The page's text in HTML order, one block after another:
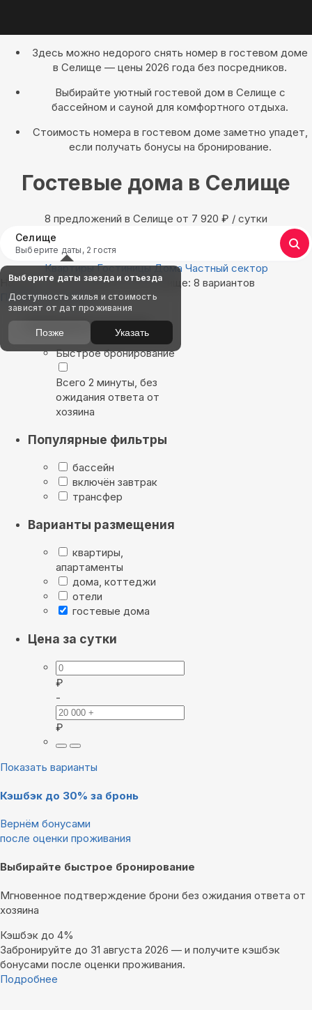
Здесь можно недорого снять номер в гостевом доме
в Селище — цены 2026 года без посредников.
Выбирайте уютный гостевой дом в Селище с
бассейном и сауной для комфортного отдыха.
Стоимость номера в гостевом доме заметно упадет,
если получать бонусы на бронирование.
Гостевые дома в Селище
8 предложений в Селище oт 7 920 ₽ / сутки
Селище
Выберите даты, 2 гостя
Квартиры Гостиницы Дома Частный сектор
Найдём, где остановиться в Селище: 8 вариантов
Показать на карте
Выбирайте лучшее
Быстрое бронирование
Всего 2 минуты, без
ожидания ответа от
хозяина
Популярные фильтры
бассейн
включён завтрак
трансфер
Варианты размещения
квартиры,
апартаменты
дома, коттеджи
отели
гостевые дома
Цена за сутки
₽
-
₽
Показать варианты
Кэшбэк до 30% за бронь
Вернём бонусами
после оценки проживания
Выбирайте быстрое бронирование
Мгновенное подтверждение брони без ожидания ответа от
хозяина
Кэшбэк до 4%
Забронируйте до 31 августа 2026 — и получите кэшбэк
бонусами после оценки проживания.
Подробнее
Выберите даты заезда и отъезда
Доступность жилья и стоимость
зависят от дат проживания
Позже Указать